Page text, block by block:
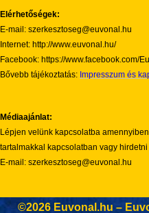
Elérhetőségek:
E-mail: szerkesztoseg@euvonal.hu
Internet: http://www.euvonal.hu/
Facebook: https://www.facebook.com/
Bővebb tájékoztatás: Impresszum és
Médiaajánlat:
Lépjen velünk kapcsolatba
tartalmakkal kapcsolatban vagy
E-mail: szerkesztoseg@euvonal.hu
©2026 Euvonal.hu –